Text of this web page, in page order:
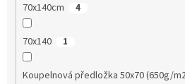
70x140cm 4
70x140 1
Koupelnová předložka 50x70 (650g/